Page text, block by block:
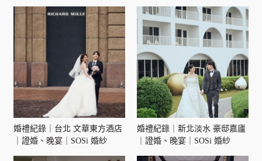
婚禮紀錄｜台北 文華東方酒店
｜證婚、晚宴｜SOSi 婚紗
婚禮紀錄｜新北淡水 豪邸嘉廬
｜證婚、晚宴｜SOSi 婚紗